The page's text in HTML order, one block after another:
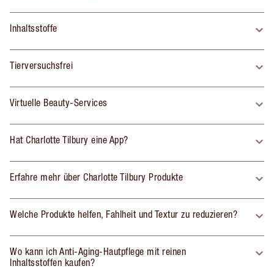
Inhaltsstoffe
Tierversuchsfrei
Virtuelle Beauty-Services
Hat Charlotte Tilbury eine App?
Erfahre mehr über Charlotte Tilbury Produkte
Welche Produkte helfen, Fahlheit und Textur zu reduzieren?
Wo kann ich Anti-Aging-Hautpflege mit reinen
Inhaltsstoffen kaufen?